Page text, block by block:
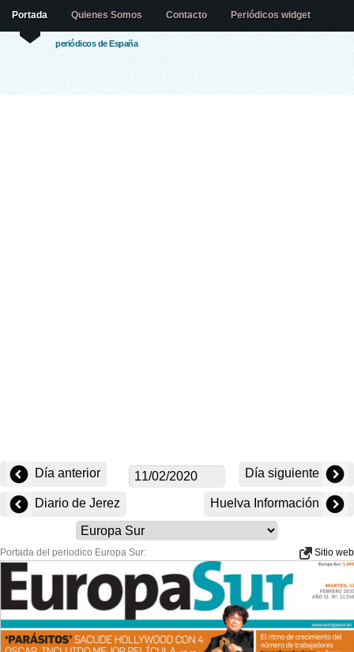
periódicos de España
Portada Quienes Somos Contacto Periódicos widget
Día anterior Día siguiente
Diario de Jerez Huelva Información
Portada del periodico Europa Sur: Sitio web